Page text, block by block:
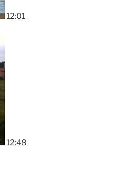
12:01
12:48